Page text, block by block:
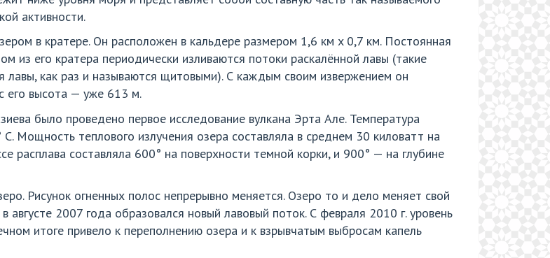
активности.
в кратере. Он расположен в кальдере размером 1,6 км x 0,7 км. Постоянная
из его кратера периодически изливаются потоки раскалённой лавы (такие
лавы, как раз и называются щитовыми). С каждым своим извержением он
его высота — уже 613 м.
было проведено первое исследование вулкана Эрта Але. Температура
Мощность теплового излучения озера составляла в среднем 30 киловатт на
расплава составляла 600° на поверхности темной корки, и 900° — на глубине
Рисунок огненных полос непрерывно меняется. Озеро то и дело меняет свой
августе 2007 года образовался новый лавовый поток. С февраля 2010 г. уровень
итоге привело к переполнению озера и к взрывчатым выбросам капель